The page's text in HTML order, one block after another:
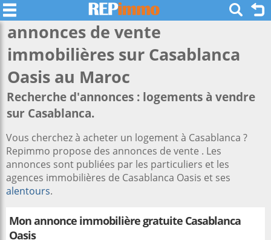
annonces de vente
immobilières sur Casablanca
Oasis au Maroc
Recherche d'annonces : logements à vendre
sur Casablanca.
Vous cherchez à acheter un logement à Casablanca ?
Repimmo propose des annonces de vente . Les
annonces sont publiées par les particuliers et les
agences immobilières de Casablanca Oasis et ses
alentours.
Mon annonce immobilière gratuite Casablanca
Oasis